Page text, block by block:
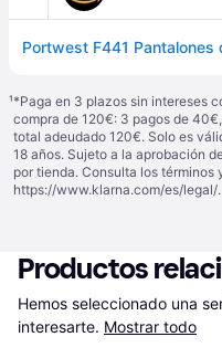
¹*Paga en 3 plazos sin intereses
compra de 120€: 3 pagos de
total adeudado 120€. Solo es
18 años. Sujeto a la aprobación
por tienda. Consulta los términos
https://www.klarna.com/es/legal/.
Productos
Hemos seleccionado una
interesarte. Mostrar todo